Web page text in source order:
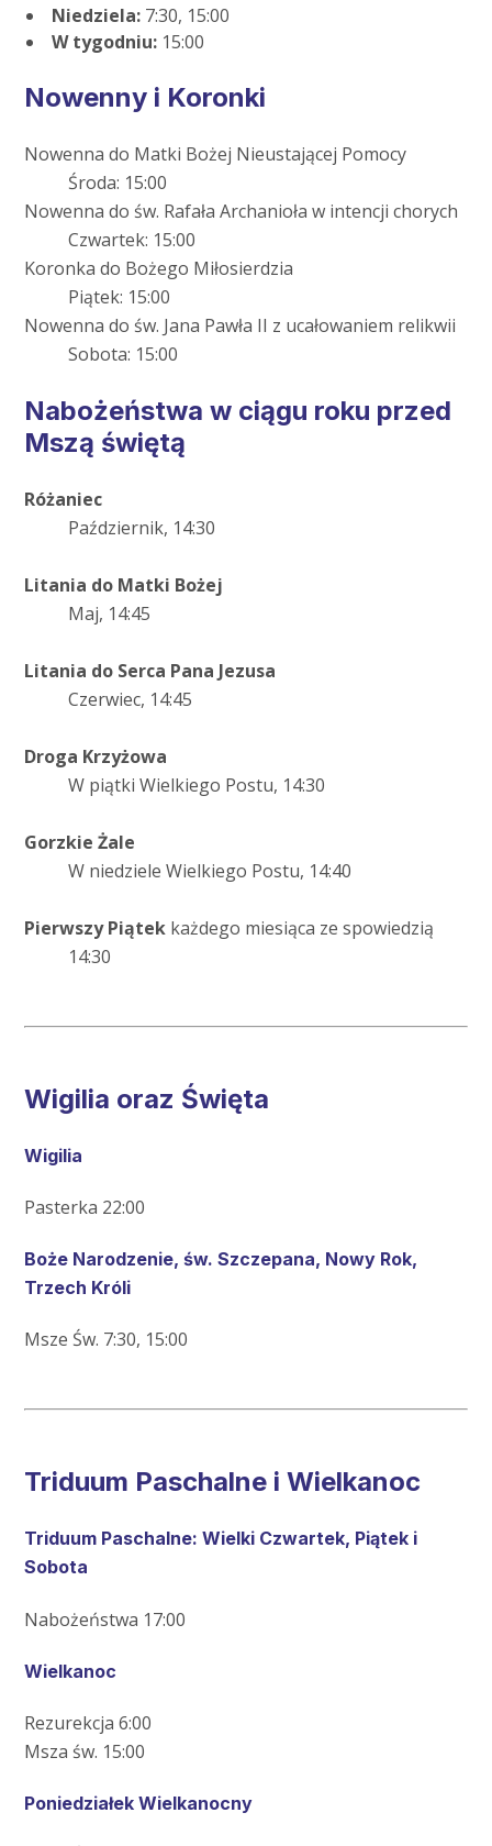
Niedziela: 7:30, 15:00
W tygodniu: 15:00
Nowenny i Koronki
Nowenna do Matki Bożej Nieustającej Pomocy
Środa: 15:00
Nowenna do św. Rafała Archanioła w intencji chorych
Czwartek: 15:00
Koronka do Bożego Miłosierdzia
Piątek: 15:00
Nowenna do św. Jana Pawła II z ucałowaniem relikwii
Sobota: 15:00
Nabożeństwa w ciągu roku przed
Mszą świętą
Różaniec
Październik, 14:30
Litania do Matki Bożej
Maj, 14:45
Litania do Serca Pana Jezusa
Czerwiec, 14:45
Droga Krzyżowa
W piątki Wielkiego Postu, 14:30
Gorzkie Żale
W niedziele Wielkiego Postu, 14:40
Pierwszy Piątek każdego miesiąca ze spowiedzią
14:30
Wigilia oraz Święta
Wigilia
Pasterka 22:00
Boże Narodzenie, św. Szczepana, Nowy Rok,
Trzech Króli
Msze Św. 7:30, 15:00
Triduum Paschalne i Wielkanoc
Triduum Paschalne: Wielki Czwartek, Piątek i
Sobota
Nabożeństwa 17:00
Wielkanoc
Rezurekcja 6:00
Msza św. 15:00
Poniedziałek Wielkanocny